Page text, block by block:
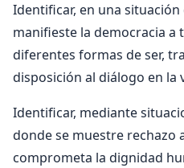
Identificar, en una
manifieste la democracia a
diferentes formas de ser,
disposición al diálogo en la
Identificar, mediante
donde se muestre rechazo
comprometa la dignidad